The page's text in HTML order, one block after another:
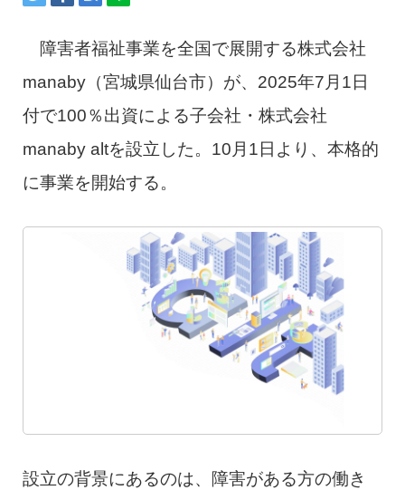
障害者福祉事業を全国で展開する株式会社
manaby（宮城県仙台市）が、2025年7月1日
付で100％出資による子会社・株式会社
manaby altを設立した。10月1日より、本格的
に事業を開始する。
設立の背景にあるのは、障害がある方の働き